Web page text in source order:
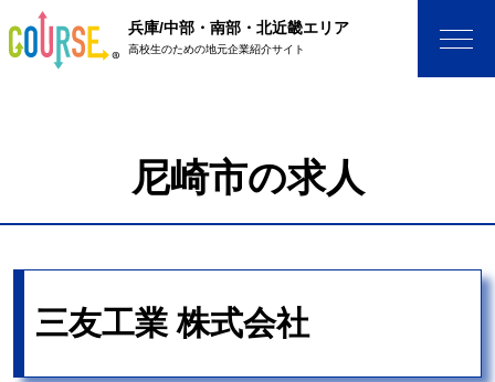
兵庫/中部・南部・北近畿エリア
高校生のための地元企業紹介サイト
尼崎市の求人
三友工業 株式会社